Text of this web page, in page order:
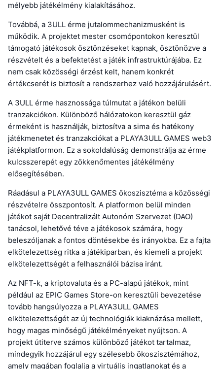
mélyebb játékélmény kialakításához.
Továbbá, a 3ULL érme jutalommechanizmusként is
működik. A projektet mester csomópontokon keresztül
támogató játékosok ösztönzéseket kapnak, ösztönözve a
részvételt és a befektetést a játék infrastruktúrájába. Ez
nem csak közösségi érzést kelt, hanem konkrét
értékcserét is biztosít a rendszerhez való hozzájárulásért.
A 3ULL érme hasznossága túlmutat a játékon belüli
tranzakciókon. Különböző hálózatokon keresztül gáz
érmeként is használják, biztosítva a sima és hatékony
játékmenetet és tranzakciókat a PLAYA3ULL GAMES web3
játékplatformon. Ez a sokoldalúság demonstrálja az érme
kulcsszerepét egy zökkenőmentes játékélmény
elősegítésében.
Ráadásul a PLAYA3ULL GAMES ökoszisztéma a közösségi
részvételre összpontosít. A platformon belül minden
játékot saját Decentralizált Autonóm Szervezet (DAO)
tanácsol, lehetővé téve a játékosok számára, hogy
beleszóljanak a fontos döntésekbe és irányokba. Ez a fajta
elkötelezettség ritka a játékiparban, és kiemeli a projekt
elkötelezettségét a felhasználói bázisa iránt.
Az NFT-k, a kriptovaluta és a PC-alapú játékok, mint
például az EPIC Games Store-on keresztüli bevezetése
tovább hangsúlyozza a PLAYA3ULL GAMES
elkötelezettségét az új technológiák kiaknázása mellett,
hogy magas minőségű játékélményeket nyújtson. A
projekt útiterve számos különböző játékot tartalmaz,
mindegyik hozzájárul egy szélesebb ökoszisztémához,
amely magában foglalja a virtuális ingatlanokat és a